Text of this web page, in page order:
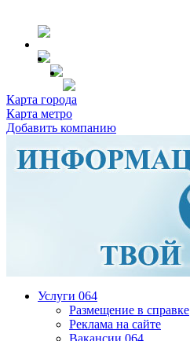
Карта города
Карта метро
Добавить компанию
Услуги 064
Размещение в справке
Реклама на сайте
Вакансии 064